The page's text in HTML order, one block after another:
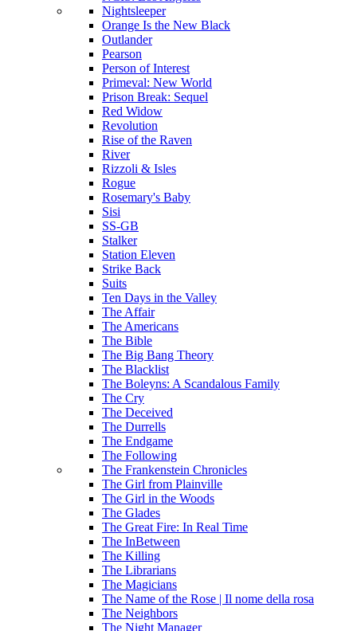
Nightsleeper
Orange Is the New Black
Outlander
Pearson
Person of Interest
Primeval: New World
Prison Break: Sequel
Red Widow
Revolution
Rise of the Raven
River
Rizzoli & Isles
Rogue
Rosemary's Baby
Sisi
SS-GB
Stalker
Station Eleven
Strike Back
Suits
Ten Days in the Valley
The Affair
The Americans
The Bible
The Big Bang Theory
The Blacklist
The Boleyns: A Scandalous Family
The Cry
The Deceived
The Durrells
The Endgame
The Following
The Frankenstein Chronicles
The Girl from Plainville
The Girl in the Woods
The Glades
The Great Fire: In Real Time
The InBetween
The Killing
The Librarians
The Magicians
The Name of the Rose | Il nome della rosa
The Neighbors
The Night Manager